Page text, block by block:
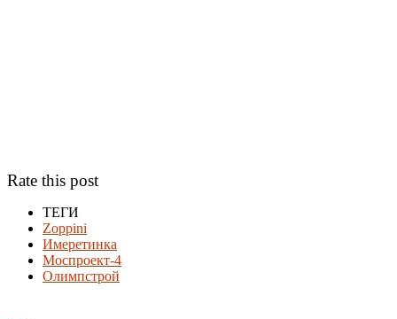
Rate this post
ТЕГИ
Zoppini
Имеретинка
Моспроект-4
Олимпстрой